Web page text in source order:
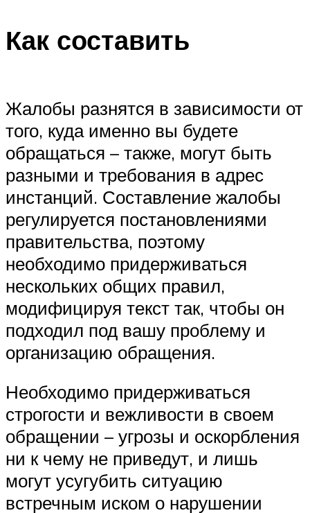
Как составить
Жалобы разнятся в зависимости от
того, куда именно вы будете
обращаться – также, могут быть
разными и требования в адрес
инстанций. Составление жалобы
регулируется постановлениями
правительства, поэтому
необходимо придерживаться
нескольких общих правил,
модифицируя текст так, чтобы он
подходил под вашу проблему и
организацию обращения.
Необходимо придерживаться
строгости и вежливости в своем
обращении – угрозы и оскорбления
ни к чему не приведут, и лишь
могут усугубить ситуацию
встречным иском о нарушении